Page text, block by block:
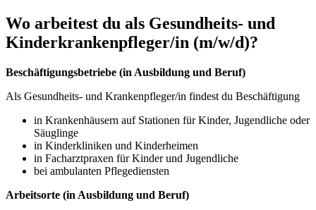
Wo arbeitest du als Gesundheits- und
Kinderkrankenpfleger/in (m/w/d)?
Beschäftigungsbetriebe (in Ausbildung und Beruf)
Als Gesundheits- und Krankenpfleger/in findest du Beschäftigung
in Krankenhäusern auf Stationen für Kinder, Jugendliche oder
Säuglinge
in Kinderkliniken und Kinderheimen
in Facharztpraxen für Kinder und Jugendliche
bei ambulanten Pflegediensten
Arbeitsorte (in Ausbildung und Beruf)